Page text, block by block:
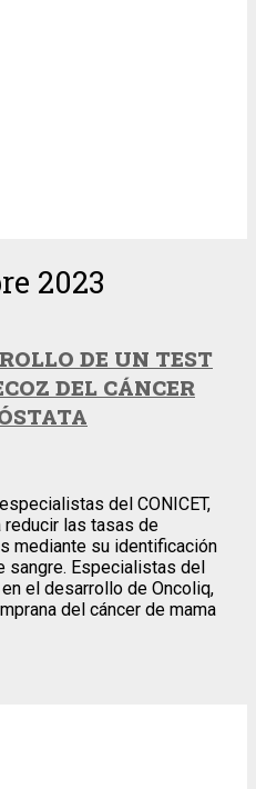
2023
DE UN TEST
DEL CÁNCER
del CONICET,
reducir las tasas de
mediante su identificación
sangre. Especialistas del
el desarrollo de Oncoliq,
del cáncer de mama